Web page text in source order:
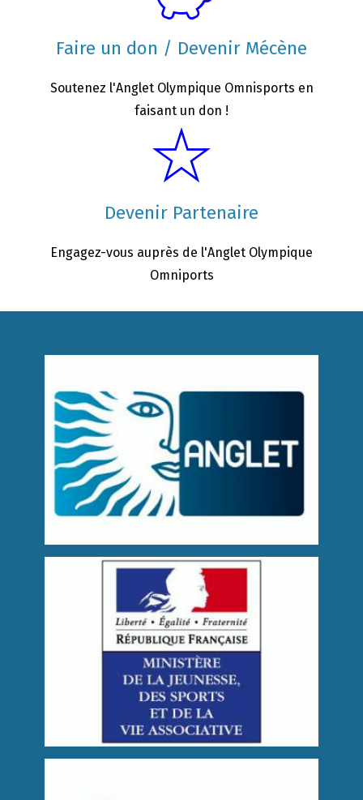
Faire un don / Devenir Mécène
Soutenez l'Anglet Olympique Omnisports en
faisant un don !
Devenir Partenaire
Engagez-vous auprès de l'Anglet Olympique
Omniports